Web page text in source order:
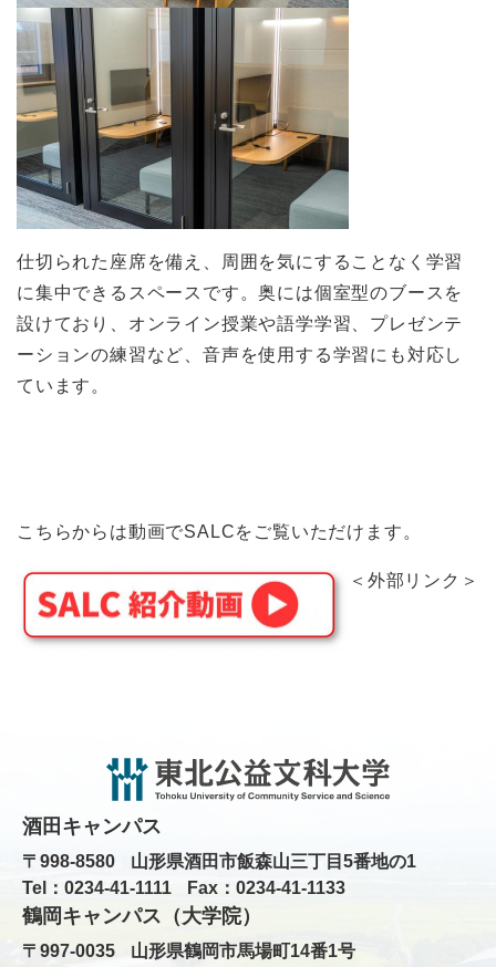
仕切られた座席を備え、周囲を気にすることなく学習
に集中できるスペースです。奥には個室型のブースを
設けており、オンライン授業や語学学習、プレゼンテ
ーションの練習など、音声を使用する学習にも対応し
ています。
こちらからは動画でSALCをご覧いただけます。
＜外部リンク＞
酒田キャンパス
〒998-8580
山形県酒田市飯森山三丁目5番地の1
Tel：0234-41-1111
Fax：0234-41-1133
鶴岡キャンパス（大学院）
〒997-0035 山形県鶴岡市馬場町14番1号